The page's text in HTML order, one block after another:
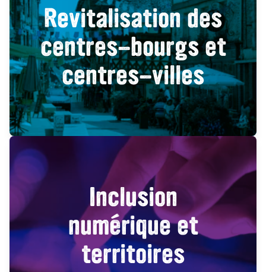
Revitalisation des
centres-bourgs et
centres-villes
Inclusion
numérique et
territoires